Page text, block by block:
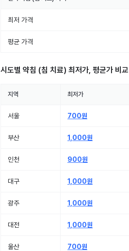
최저 가격
평균 가격
시도별 약침 (침 치료) 최저가, 평균가 비교
지역 최저가
서울 700원
부산 1,000원
인천 900원
대구 1,000원
광주 1,000원
대전 1,000원
울산 700원